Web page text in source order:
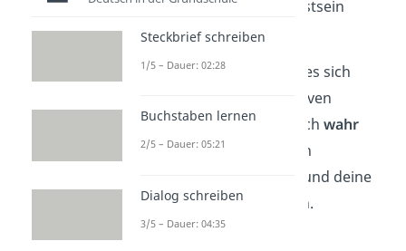
sie in dein Unterbewusstsein
eindringen.
Tipp:Stelle dir vor, wie es sich
anfühlt, wenn die positiven
Affirmationen tatsächlich wahr
wären.Visualisiere
dein
erfolgreiches Handeln und deine
positiven Eigenschaften.
Steckbrief schreiben
1/5 – Dauer: 02:28
Buchstaben lernen
2/5 – Dauer: 05:21
Dialog schreiben
3/5 – Dauer: 04:35